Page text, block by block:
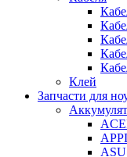
Клей
Запчасти для